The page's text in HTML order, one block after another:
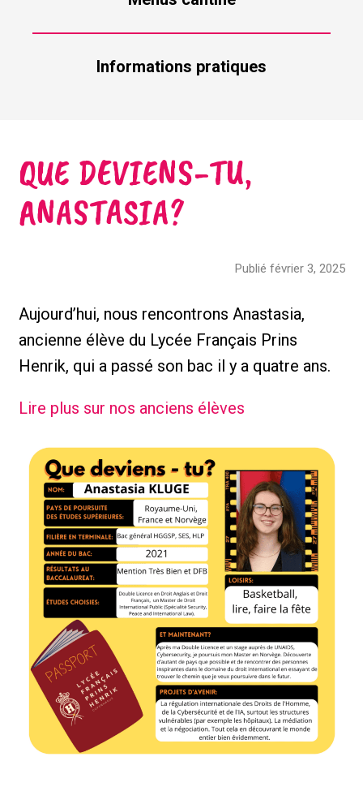
Informations pratiques
QUE DEVIENS-TU,
ANASTASIA?
Publié février 3, 2025
Aujourd’hui, nous rencontrons Anastasia,
ancienne élève du Lycée Français Prins
Henrik, qui a passé son bac il y a quatre ans.
Lire plus sur nos anciens élèves